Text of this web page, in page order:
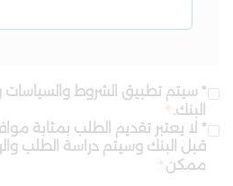
* سيتم تطبيق الشروط والسياسات
البنك.
* لا يعتبر تقديم الطلب بمثابة
قبل البنك وسيتم دراسة الطلب
ممكن